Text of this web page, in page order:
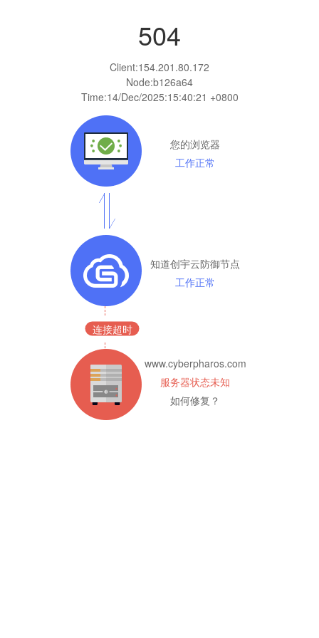
504
Client:154.201.80.172
Node:b126a64
Time:14/Dec/2025:15:40:21 +0800
您的浏览器
工作正常
知道创宇云防御节点
工作正常
连接超时
www.cyberpharos.com
服务器状态未知
如何修复？